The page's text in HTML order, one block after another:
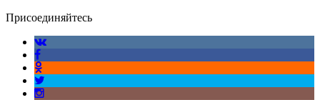
Присоединяйтесь